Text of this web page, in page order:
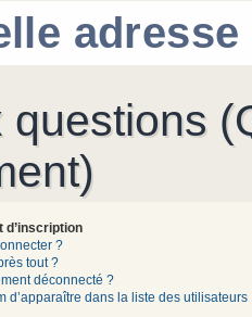
questions
d’inscription
?
tout ?
déconnecté ?
d’apparaître dans la liste des utilisateurs